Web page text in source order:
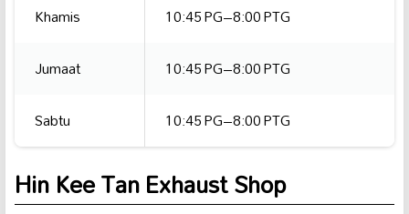
Khamis
10:45 PG–8:00 PTG
Jumaat
10:45 PG–8:00 PTG
Sabtu
10:45 PG–8:00 PTG
Hin Kee Tan Exhaust Shop